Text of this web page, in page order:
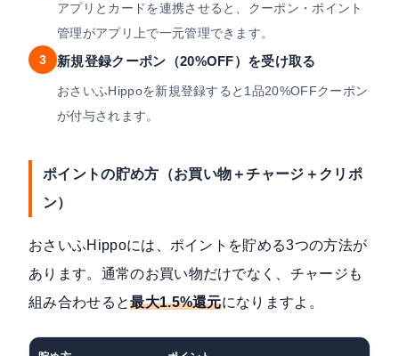
アプリとカードを連携させると、クーポン・ポイント
管理がアプリ上で一元管理できます。
3
新規登録クーポン（20%OFF）を受け取る
おさいふHippoを新規登録すると1品20%OFFクーポン
が付与されます。
ポイントの貯め方（お買い物＋チャージ＋クリポ
ン）
おさいふHippoには、ポイントを貯める3つの方法が
あります。通常のお買い物だけでなく、チャージも
組み合わせると最大1.5%還元になりますよ。